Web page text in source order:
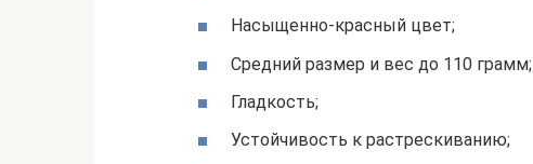
Насыщенно-красный цвет;
Средний размер и вес до 110 грамм;
Гладкость;
Устойчивость к растрескиванию;